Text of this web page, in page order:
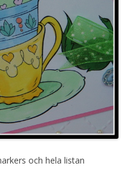
och hela listan